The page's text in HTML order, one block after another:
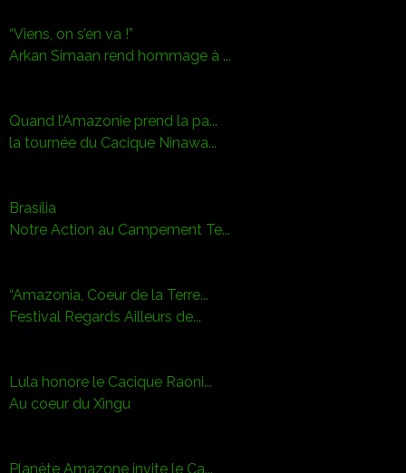
“Viens, on s’en va !”
Arkan Simaan rend hommage à ...
Quand l’Amazonie prend la pa...
la tournée du Cacique Ninawa...
Brasília
Notre Action au Campement Te...
“Amazonia, Coeur de la Terre...
Festival Regards Ailleurs de...
Lula honore le Cacique Raoni...
Au coeur du Xingu
Planète Amazone invite le Ca...